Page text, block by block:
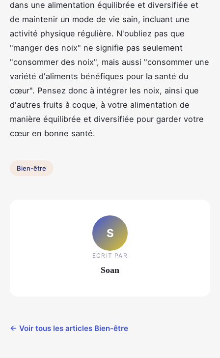
dans une alimentation équilibrée et diversifiée et
de maintenir un mode de vie sain, incluant une
activité physique régulière. N'oubliez pas que
"manger des noix" ne signifie pas seulement
"consommer des noix", mais aussi "consommer une
variété d'aliments bénéfiques pour la santé du
cœur". Pensez donc à intégrer les noix, ainsi que
d'autres fruits à coque, à votre alimentation de
manière équilibrée et diversifiée pour garder votre
cœur en bonne santé.
Bien-être
S
ECRIT PAR
Soan
← Voir tous les articles Bien-être